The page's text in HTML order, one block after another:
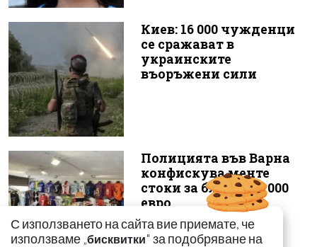
Киев: 16 000 чужденци
се сражават в
украинските
въоръжени сили
Полицията във Варна
конфискува менте
стоки за близо 650 000
евро
С използването на сайта вие приемате, че
използваме „бисквитки" за подобряване на